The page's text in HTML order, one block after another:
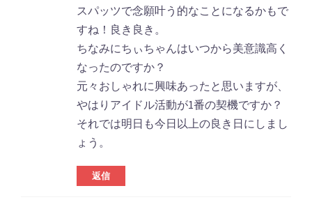
スパッツで念願叶う的なことになるかもで
すね！良き良き。
ちなみにちぃちゃんはいつから美意識高く
なったのですか？
元々おしゃれに興味あったと思いますが、
やはりアイドル活動が1番の契機ですか？
それでは明日も今日以上の良き日にしまし
ょう。
返信